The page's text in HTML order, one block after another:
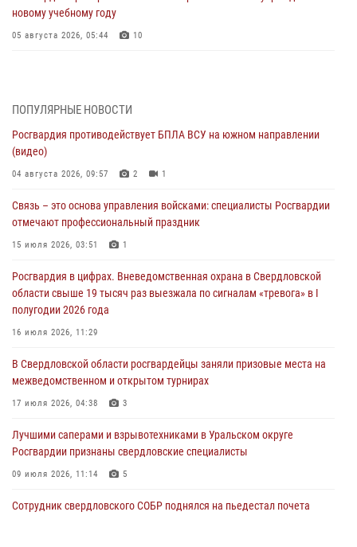
новому учебному году
05 августа 2026, 05:44 10
04 августа 2026, 09:57 2
Росгвардия приняла участие в обеспечении безопасности Дня
города в Екатеринбурге
03 августа 2026, 07:43 3
Росгвардия приняла участие в межведомственном
антитеррористическом учении в Свердловской области
31 июля 2026, 12:27 1
Росгвардия обеспечивает безопасность граждан на южном
направлении
31 июля 2026, 06:56
рассказал об итогах работы подразделения в эфире телекомпании
«Телекон»
30 июля 2026, 11:33 1
ПОПУЛЯРНЫЕ НОВОСТИ
Росгвардия противодействует БПЛА ВСУ на южном направлении
(видео)
04 августа 2026, 09:57 2 1
Связь – это основа управления войсками: специалисты Росгвардии
отмечают профессиональный праздник
15 июля 2026, 03:51 1
Росгвардия в цифрах. Вневедомственная охрана в Свердловской
области свыше 19 тысяч раз выезжала по сигналам «тревога» в I
полугодии 2026 года
16 июля 2026, 11:29
В Свердловской области росгвардейцы заняли призовые места на
межведомственном и открытом турнирах
17 июля 2026, 04:38 3
Лучшими саперами и взрывотехниками в Уральском округе
Росгвардии признаны свердловские специалисты
09 июля 2026, 11:14 5
Сотрудник свердловского СОБР поднялся на пьедестал почета